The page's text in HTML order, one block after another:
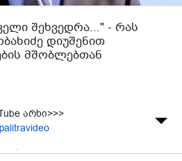
შეხვედრა..." - რას
დიუშენით
მშობლებთან
არხი>>>
- ირაკლი